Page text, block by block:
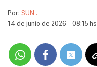
Por: SUN .
14 de junio de 2026 - 08:15 hs